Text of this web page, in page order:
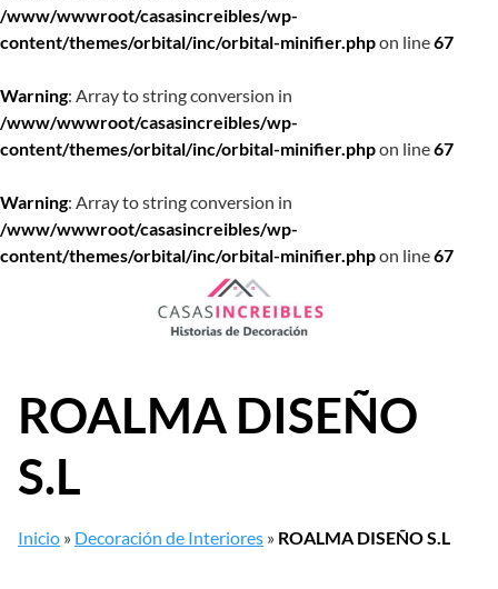
/www/wwwroot/casasincreibles/wp-
content/themes/orbital/inc/orbital-minifier.phpon line67
Warning: Array to string conversion in
/www/wwwroot/casasincreibles/wp-
content/themes/orbital/inc/orbital-minifier.phpon line67
Warning: Array to string conversion in
/www/wwwroot/casasincreibles/wp-
content/themes/orbital/inc/orbital-minifier.phpon line67
ROALMA DISEÑO
S.L
Inicio » Decoración de Interiores » ROALMA DISEÑO S.L